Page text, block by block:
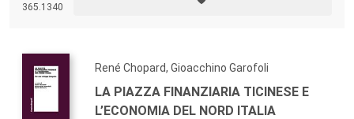
365.1340
René Chopard, Gioacchino Garofoli
LA PIAZZA FINANZIARIA TICINESE E
L’ECONOMIA DEL NORD ITALIA